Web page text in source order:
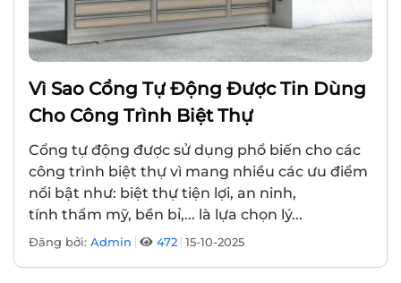
Vì Sao Cổng Tự Động Được Tin Dùng
Cho Công Trình Biệt Thự
Cổng tự động được sử dụng phổ biến cho các
công trình biệt thự vì mang nhiều các ưu điểm
nổi bật như: biệt thự tiện lợi, an ninh,
tính thẩm mỹ, bền bỉ,... là lựa chọn lý...
Đăng bởi: Admin 472 15-10-2025